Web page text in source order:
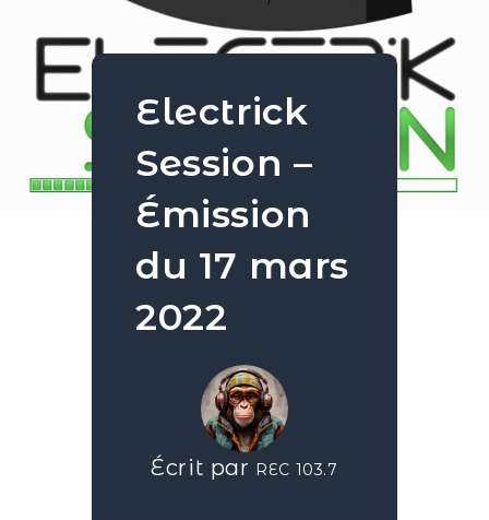
Electrick
Session –
Émission
du 17 mars
2022
Écrit par REC 103.7